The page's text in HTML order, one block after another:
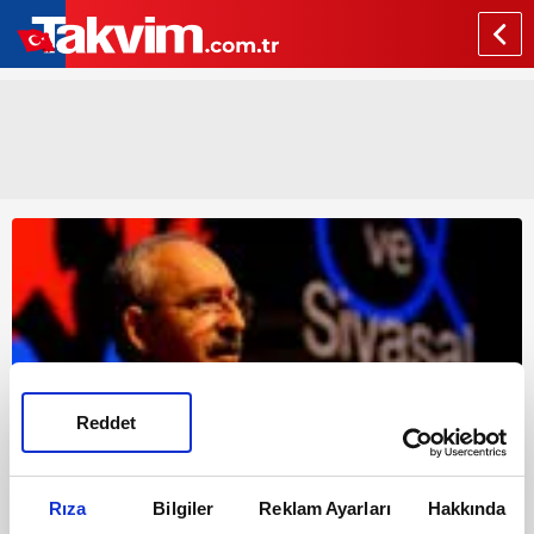
Rıza Bilgiler Reklam Ayarları Hakkında
Reddet